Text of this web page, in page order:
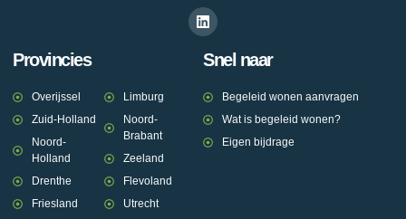
Provincies
Overijssel
Zuid-Holland
Noord-
Holland
Drenthe
Friesland
Limburg
Noord-
Brabant
Zeeland
Flevoland
Utrecht
Snel naar
Begeleid wonen aanvragen
Wat is begeleid wonen?
Eigen bijdrage